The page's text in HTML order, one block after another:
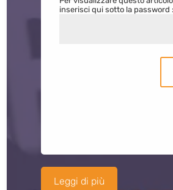
inserisci qui sotto la password :
Leggi di più